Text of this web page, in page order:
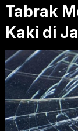
Tabrak
Kaki di